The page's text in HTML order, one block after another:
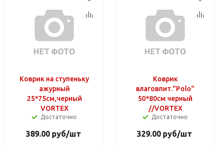
Коврик на ступеньку
ажурный
25*75см,черный
VORTEX
Достаточно
389.00руб/шт
Коврик
влаговпит."Polo"
50*80см черный
//VORTEX
Достаточно
329.00руб/шт